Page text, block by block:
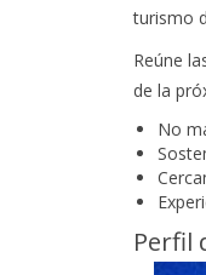
turismo
Reúne
de la
No
Perfil